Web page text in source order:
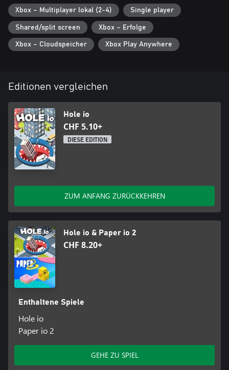
Xbox – Multiplayer lokal (2-4) Single player
Shared/split screen Xbox – Erfolge
Xbox – Cloudspeicher Xbox Play Anywhere
Editionen vergleichen
Hole io
CHF 5.10+
DIESE EDITION
ZUM ANFANG ZURÜCKKEHREN
Hole io & Paper io 2
CHF 8.20+
Enthaltene Spiele
Hole io
Paper io 2
GEHE ZU SPIEL